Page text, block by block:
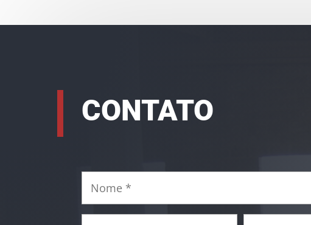
CONTATO